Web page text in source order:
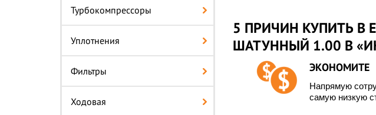
Турбокомпрессоры
Уплотнения
Фильтры
Ходовая
5 ПРИЧИН КУПИТЬ В
ШАТУННЫЙ 1.00 В
ЭКОНОМИТЕ
Напрямую
самую низкую